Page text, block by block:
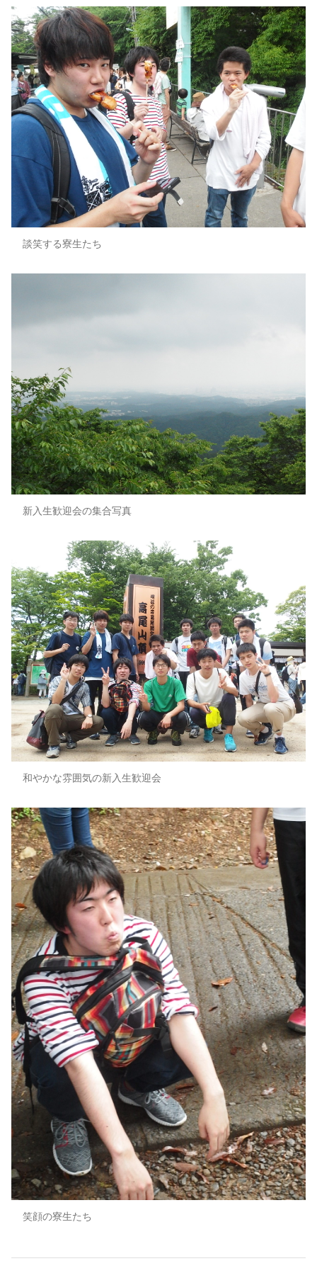
談笑する寮生たち
新入生歓迎会の集合写真
和やかな雰囲気の新入生歓迎会
笑顔の寮生たち